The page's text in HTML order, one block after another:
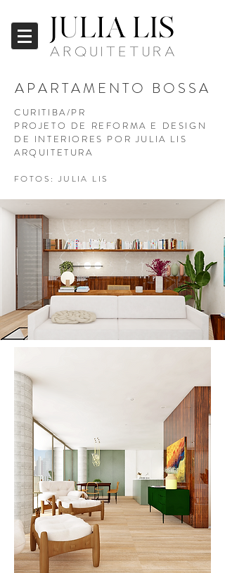
APARTAMENTO BOSSA
CURITIBA/PR
PROJETO DE REFORMA E DESIGN
DE INTERIORES POR JULIA LIS
ARQUITETURA
FOTOS: JULIA LIS